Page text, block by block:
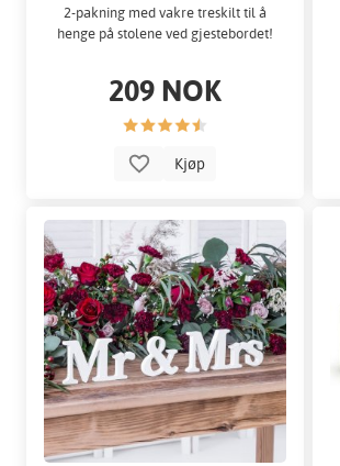
2-pakning med vakre treskilt til å
henge på stolene ved gjestebordet!
209 NOK
Kjøp